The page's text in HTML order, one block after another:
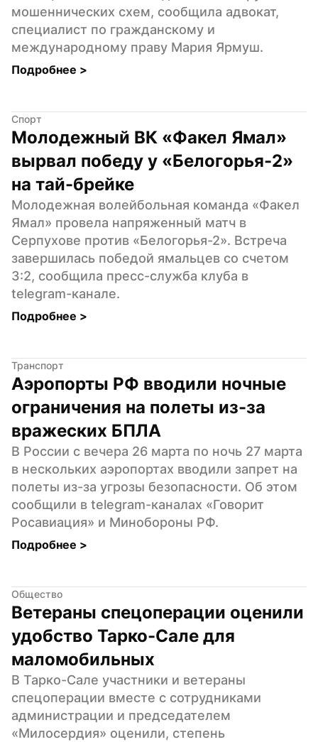
мошеннических схем, сообщила адвокат,
специалист по гражданскому и
международному праву Мария Ярмуш.
Подробнее >
Спорт
Молодежный ВК «Факел Ямал»
вырвал победу у «Белогорья-2»
на тай-брейке
Молодежная волейбольная команда «Факел
Ямал» провела напряженный матч в
Серпухове против «Белогорья-2». Встреча
завершилась победой ямальцев со счетом
3:2, сообщила пресс-служба клуба в
telegram-канале.
Подробнее >
Транспорт
Аэропорты РФ вводили ночные
ограничения на полеты из-за
вражеских БПЛА
В России с вечера 26 марта по ночь 27 марта
в нескольких аэропортах вводили запрет на
полеты из-за угрозы безопасности. Об этом
сообщили в telegram-каналах «Говорит
Росавиация» и Минобороны РФ.
Подробнее >
Общество
Ветераны спецоперации оценили
удобство Тарко-Сале для
маломобильных
В Тарко-Сале участники и ветераны
спецоперации вместе с сотрудниками
администрации и председателем
«Милосердия» оценили, степень